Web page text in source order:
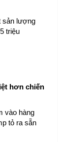
sản lượng
triệu
hơn chiến
vào hàng
tỏ ra sẵn